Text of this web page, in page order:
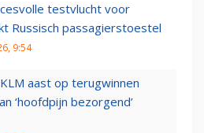
testvlucht voor
Russisch passagierstoestel
9:54
aast op terugwinnen
‘hoofdpijn bezorgend’